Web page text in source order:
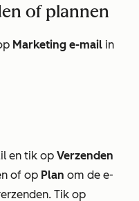
of plannen
Marketing e-mail in
en tik op Verzenden
of op Plan om de e-
Tik op